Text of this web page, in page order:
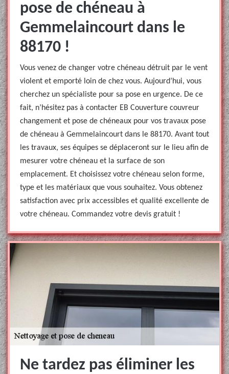
pose de chéneau à
Gemmelaincourt dans le
88170 !
Vous venez de changer votre chéneau détruit par le vent
violent et emporté loin de chez vous. Aujourd’hui, vous
cherchez un spécialiste pour sa pose en urgence. De ce
fait, n’hésitez pas à contacter EB Couverture couvreur
changement et pose de chéneaux pour vos travaux pose
de chéneau à Gemmelaincourt dans le 88170. Avant tout
les travaux, ses équipes se déplaceront sur le lieu afin de
mesurer votre chéneau et la surface de son
emplacement. Et choisissez votre chéneau selon forme,
type et les matériaux que vous souhaitez. Vous obtenez
satisfaction avec prix accessibles et qualité excellente de
votre chéneau. Commandez votre devis gratuit !
Ne tardez pas éliminer les